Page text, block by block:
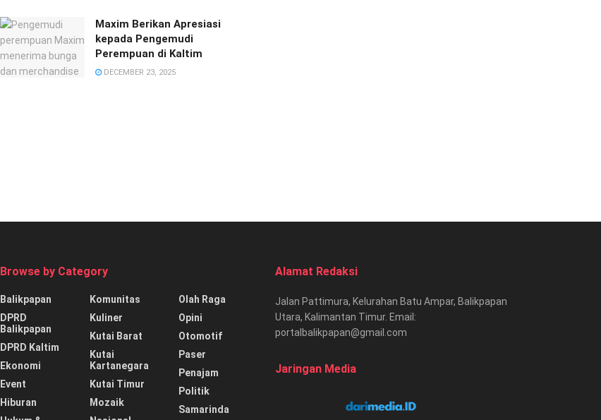
Maxim Berikan Apresiasi
kepada Pengemudi
Perempuan di Kaltim
DECEMBER 23, 2025
Browse by Category
Balikpapan
DPRD
Balikpapan
DPRD Kaltim
Ekonomi
Event
Hiburan
Komunitas
Kuliner
Kutai Barat
Kutai
Kartanegara
Kutai Timur
Mozaik
Olah Raga
Opini
Otomotif
Paser
Penajam
Politik
Samarinda
Alamat Redaksi
Jalan Pattimura, Kelurahan Batu Ampar, Balikpapan
Utara, Kalimantan Timur. Email:
portalbalikpapan@gmail.com
Jaringan Media